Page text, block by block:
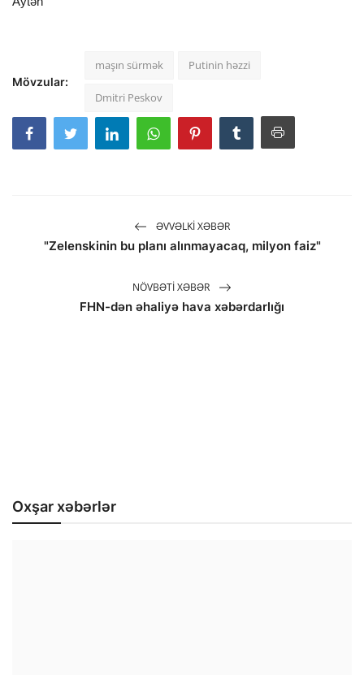
Mövzular:
maşın sürmək Putinin həzzi
Dmitri Peskov
ƏVVƏLKI XƏBƏR
"Zelenskinin bu planı alınmayacaq, milyon faiz"
NÖVBƏTI XƏBƏR
FHN-dən əhaliyə hava xəbərdarlığı
Oxşar xəbərlər